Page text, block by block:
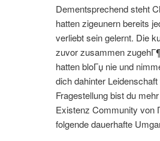
Dementsprechend steht
hatten zigeunern bereits
verliebt sein gelernt. Die
zuvor zusammen
hatten bloГџ nie und
dich dahinter
Fragestellung bist du
Existenz Community von
folgende dauerhafte